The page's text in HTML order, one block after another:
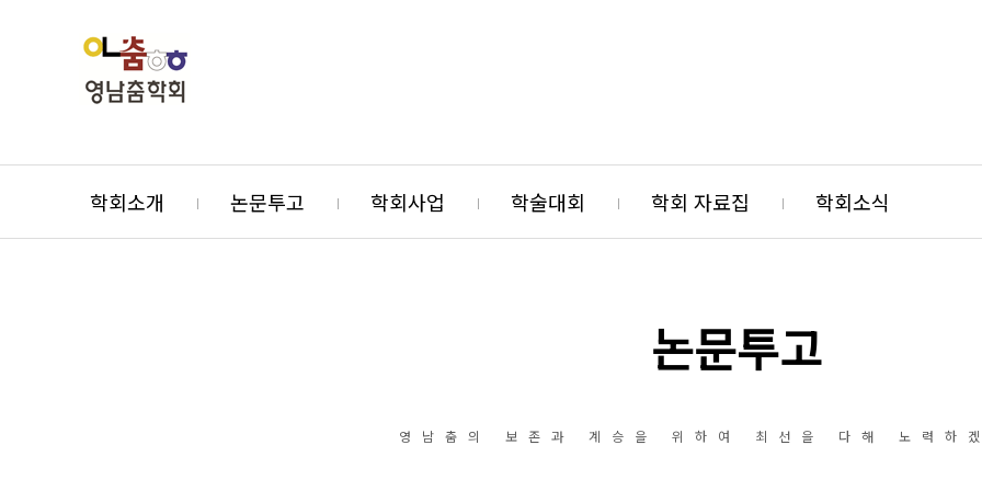
학회소개 논문투고 학회사업 학술대회 학회 자료집 학회소식
논문투고
영남춤의 보존과 계승을 위하여 최선을 다해 노력하